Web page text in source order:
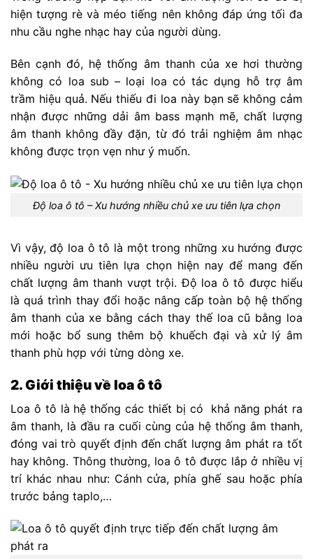
hiện tượng rè và méo tiếng nên không đáp ứng tối đa
nhu cầu nghe nhạc hay của người dùng.
Bên cạnh đó, hệ thống âm thanh của xe hơi thường
không có loa sub – loại loa có tác dụng hỗ trợ âm
trầm hiệu quả. Nếu thiếu đi loa này bạn sẽ không cảm
nhận được những dải âm bass mạnh mẽ, chất lượng
âm thanh không đầy đặn, từ đó trải nghiệm âm nhạc
không được trọn vẹn như ý muốn.
Độ loa ô tô – Xu hướng nhiều chủ xe ưu tiên lựa chọn
Vì vậy, độ loa ô tô là một trong những xu hướng được
nhiều người ưu tiên lựa chọn hiện nay để mang đến
chất lượng âm thanh vượt trội. Độ loa ô tô được hiểu
là quá trình thay đổi hoặc nâng cấp toàn bộ hệ thống
âm thanh của xe bằng cách thay thế loa cũ bằng loa
mới hoặc bổ sung thêm bộ khuếch đại và xử lý âm
thanh phù hợp với từng dòng xe.
2. Giới thiệu về loa ô tô
Loa ô tô là hệ thống các thiết bị có khả năng phát ra
âm thanh, là đầu ra cuối cùng của hệ thống âm thanh,
đóng vai trò quyết định đến chất lượng âm phát ra tốt
hay không. Thông thường, loa ô tô được lắp ở nhiều vị
trí khác nhau như: Cánh cửa, phía ghế sau hoặc phía
trước bảng taplo,…